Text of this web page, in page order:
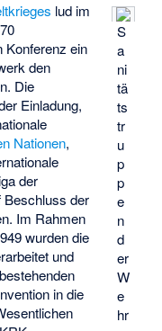
S
a
ni
tä
ts
tr
u
p
p
e
n
d
er
W
e
hr
lud im
70
Konferenz ein
den
Die
Einladung,
Nationen,
der
Beschluss der
Im Rahmen
wurden die
und
in die